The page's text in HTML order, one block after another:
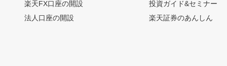
楽天FX口座の開設
法人口座の開設
投資ガイド&セミナー
楽天証券のあんしん